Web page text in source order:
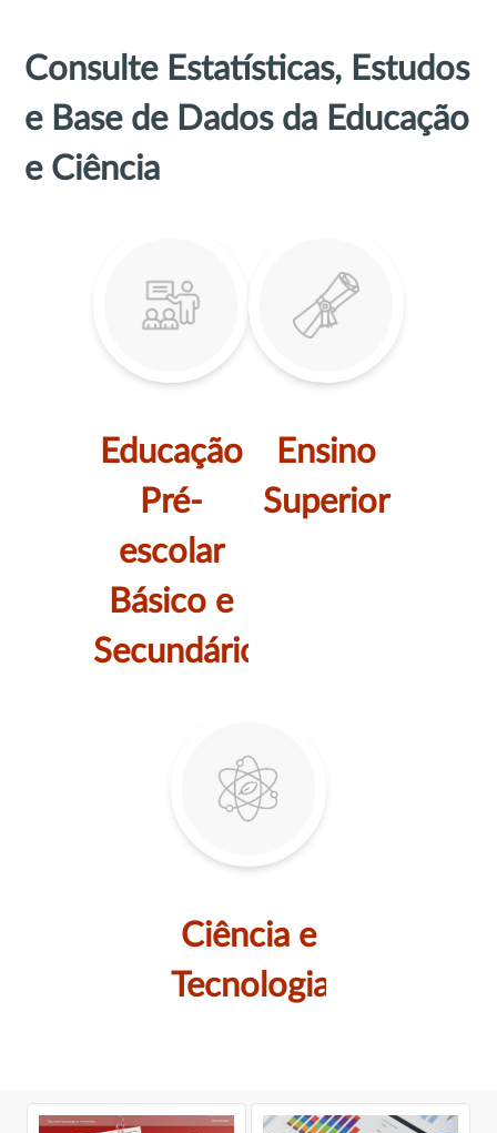
Consulte Estatísticas, Estudos
e Base de Dados da Educação
e Ciência
Educação
Pré-
escolar
Básico e
Secundário
Ensino
Superior
Ciência e
Tecnologia